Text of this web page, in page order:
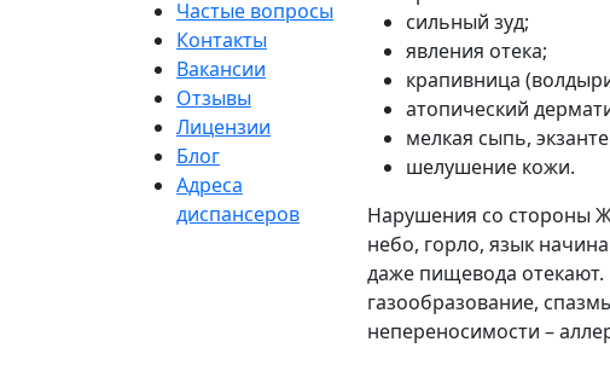
Частые вопросы
Контакты
Вакансии
Отзывы
Лицензии
Блог
Адреса
диспансеров
сильный зуд;
явления отека;
крапивница
атопический
мелкая сыпь,
шелушение кожи.
Нарушения со стороны
небо, горло, язык
даже пищевода
газообразование,
непереносимости –